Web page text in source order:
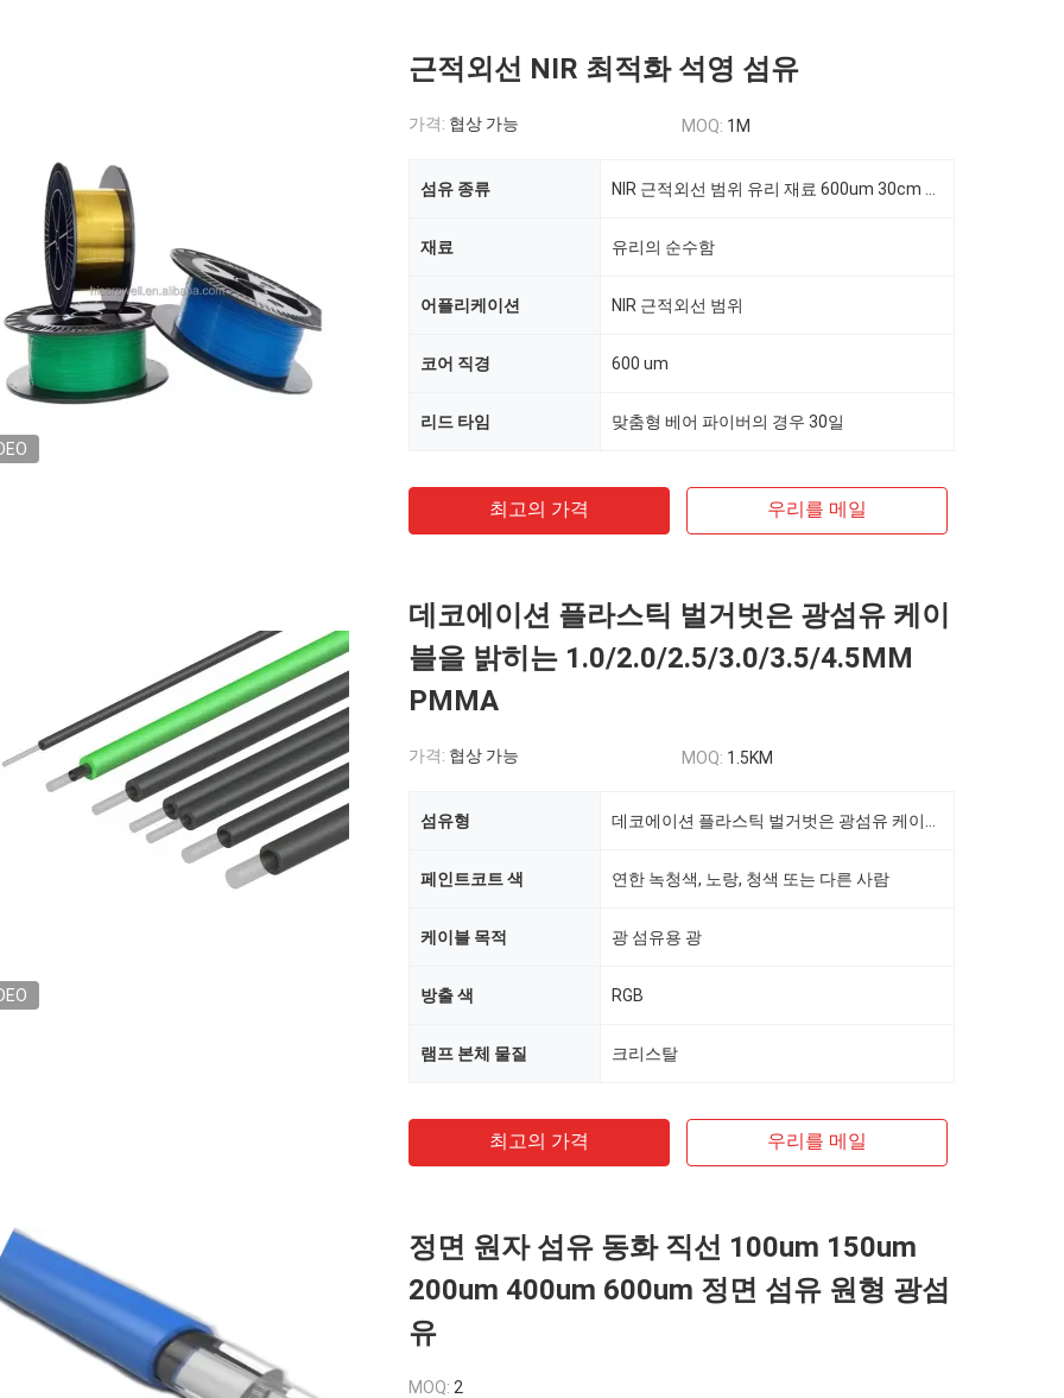
근적외선 NIR 최적화 석영 섬유
가격: 협상 가능 MOQ: 1M
섬유 종류
재료 유리의 순수함
어플리케이션 NIR 근적외선 범위
코어 직경 600 um
리드 타임 맞춤형 베어 파이버의 경우 30일
최고의 가격 우리를 메일
데코에이션 플라스틱 벌거벗은 광섬유 케이
블을 밝히는 1.0/2.0/2.5/3.0/3.5/4.5MM
PMMA
가격: 협상 가능 MOQ: 1.5KM
섬유형
페인트코트 색 연한 녹청색, 노랑, 청색 또는 다른 사람
케이블 목적 광 섬유용 광
방출 색 RGB
램프 본체 물질 크리스탈
최고의 가격 우리를 메일
정면 원자 섬유 동화 직선 100um 150um
200um 400um 600um 정면 섬유 원형 광섬
유
MOQ: 2